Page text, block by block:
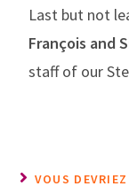
Last but not
François and
staff of our
VOUS